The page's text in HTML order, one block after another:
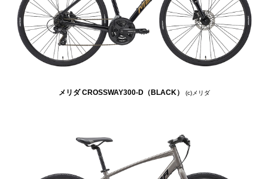
メリダ CROSSWAY300-D（BLACK） (c)メリダ